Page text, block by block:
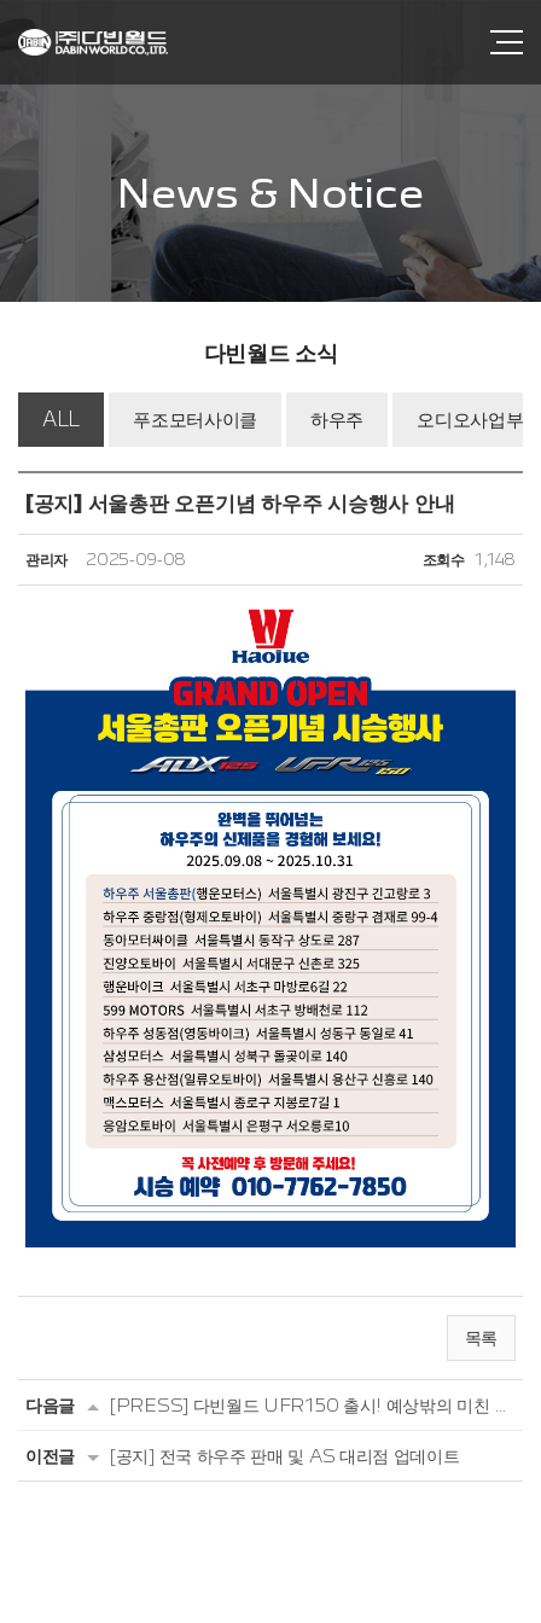
News & Notice
다빈월드 소식
ALL 푸조모터사이클 하우주 오디오사업부
[공지] 서울총판 오픈기념 하우주 시승행사 안내
관리자 2025-09-08 조회수 1,148
목록
다음글 [PRESS] 다빈월드 UFR150 출시! 예상밖의 미친 완성도... 499만원
이전글 [공지] 전국 하우주 판매 및 AS 대리점 업데이트